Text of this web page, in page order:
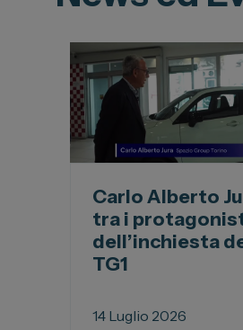
Jeep
Opel
Peugeot
Citroen
Leapmotor
Dongfeng
Carlo Alberto
tra i
dell’inchiesta
TG1
14 Luglio 2026